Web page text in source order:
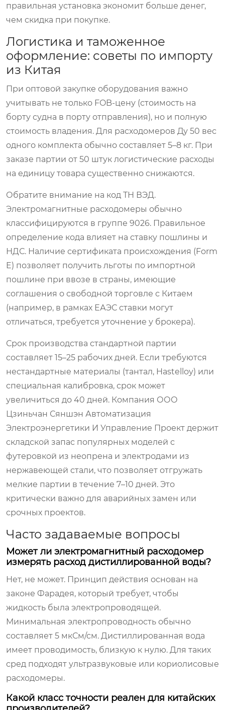
правильная установка экономит больше денег,
чем скидка при покупке.
Логистика и таможенное
оформление: советы по импорту
из Китая
При оптовой закупке оборудования важно
учитывать не только FOB-цену (стоимость на
борту судна в порту отправления), но и полную
стоимость владения. Для расходомеров Ду 50 вес
одного комплекта обычно составляет 5–8 кг. При
заказе партии от 50 штук логистические расходы
на единицу товара существенно снижаются.
Обратите внимание на код ТН ВЭД.
Электромагнитные расходомеры обычно
классифицируются в группе 9026. Правильное
определение кода влияет на ставку пошлины и
НДС. Наличие сертификата происхождения (Form
E) позволяет получить льготы по импортной
пошлине при ввозе в страны, имеющие
соглашения о свободной торговле с Китаем
(например, в рамках ЕАЭС ставки могут
отличаться, требуется уточнение у брокера).
Срок производства стандартной партии
составляет 15–25 рабочих дней. Если требуются
нестандартные материалы (тантал, Hastelloy) или
специальная калибровка, срок может
увеличиться до 40 дней. Компания ООО
Цзиньчан Сяншэн Автоматизация
Электроэнергетики И Управление Проект держит
складской запас популярных моделей с
футеровкой из неопрена и электродами из
нержавеющей стали, что позволяет отгружать
мелкие партии в течение 7–10 дней. Это
критически важно для аварийных замен или
срочных проектов.
Часто задаваемые вопросы
Может ли электромагнитный расходомер
измерять расход дистиллированной воды?
Нет, не может. Принцип действия основан на
законе Фарадея, который требует, чтобы
жидкость была электропроводящей.
Минимальная электропроводность обычно
составляет 5 мкСм/см. Дистиллированная вода
имеет проводимость, близкую к нулю. Для таких
сред подходят ультразвуковые или кориолисовые
расходомеры.
Какой класс точности реален для китайских